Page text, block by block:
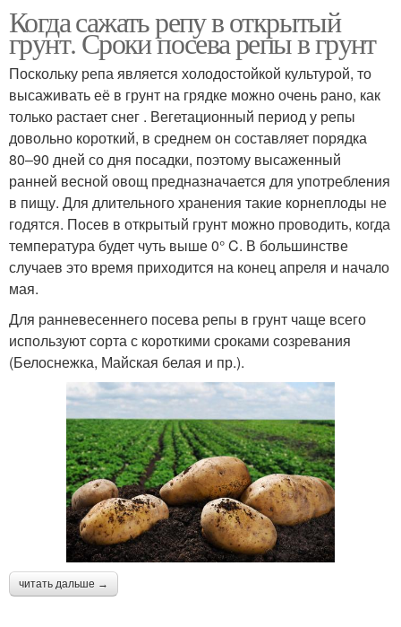
Когда сажать репу в открытый
грунт. Сроки посева репы в грунт
Поскольку репа является холодостойкой культурой, то
высаживать её в грунт на грядке можно очень рано, как
только растает снег . Вегетационный период у репы
довольно короткий, в среднем он составляет порядка
80–90 дней со дня посадки, поэтому высаженный
ранней весной овощ предназначается для употребления
в пищу. Для длительного хранения такие корнеплоды не
годятся. Посев в открытый грунт можно проводить, когда
температура будет чуть выше 0° C. В большинстве
случаев это время приходится на конец апреля и начало
мая.
Для ранневесеннего посева репы в грунт чаще всего
используют сорта с короткими сроками созревания
(Белоснежка, Майская белая и пр.).
читать дальше →